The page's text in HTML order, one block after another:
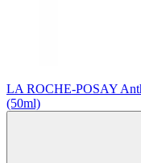
LA ROCHE-POSAY
(50ml)